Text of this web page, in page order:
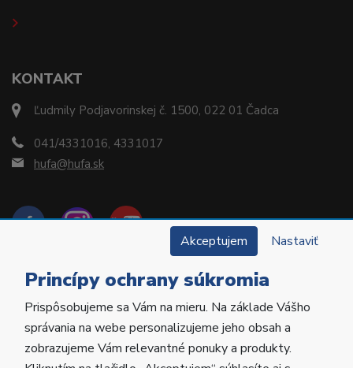
KONTAKT
Ľudmily Podjavorinskej č. 1500, 022 01 Čadca
041/4331016, 4331017
hufa@hufa.sk
Copyright © 2022 Hu-Fa Dental a.s. Všetky práva
vyhradené.
Akceptujem Nastaviť
Princípy ochrany súkromia
Prispôsobujeme sa Vám na mieru. Na základe Vášho
správania na webe personalizujeme jeho obsah a
zobrazujeme Vám relevantné ponuky a produkty.